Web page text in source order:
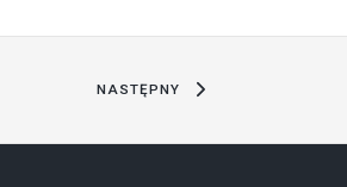
NASTĘPNY